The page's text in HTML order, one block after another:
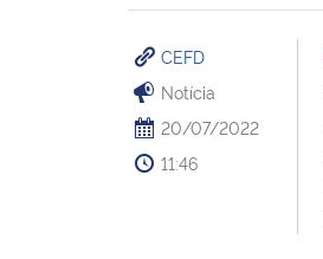
CEFD
Notícia
20/07/2022
11:46